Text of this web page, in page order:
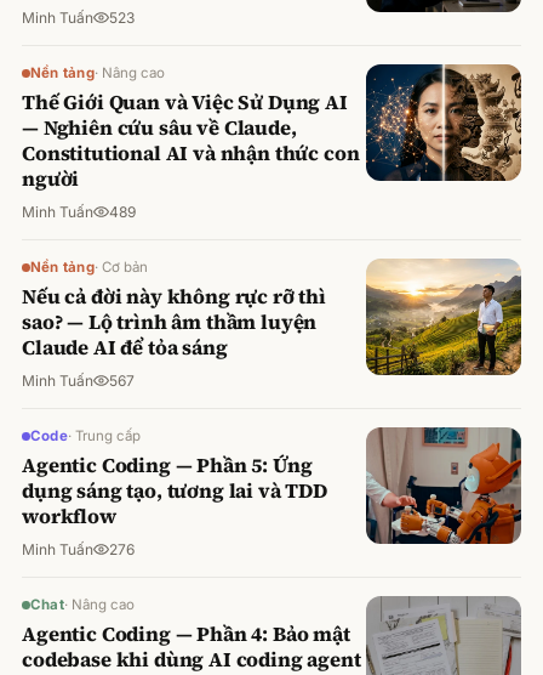
Minh Tuấn 523
Nền tảng· Nâng cao
Thế Giới Quan và Việc Sử Dụng AI
— Nghiên cứu sâu về Claude,
Constitutional AI và nhận thức con
người
Minh Tuấn 489
Nền tảng· Cơ bản
Nếu cả đời này không rực rỡ thì
sao? — Lộ trình âm thầm luyện
Claude AI để tỏa sáng
Minh Tuấn 567
Code· Trung cấp
Agentic Coding — Phần 5: Ứng
dụng sáng tạo, tương lai và TDD
workflow
Minh Tuấn 276
Chat· Nâng cao
Agentic Coding — Phần 4: Bảo mật
codebase khi dùng AI coding agent